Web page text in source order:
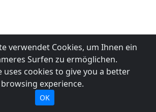
verwendet Cookies, um Ihnen ein
Surfen zu ermöglichen.
uses cookies to give you a better
browsing experience.
OK